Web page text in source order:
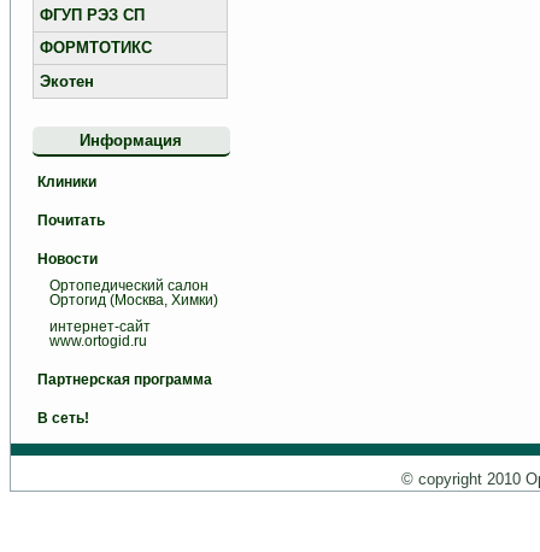
ФГУП РЭЗ СП
ФОРМТОТИКС
Экотен
Информация
Клиники
Почитать
Новости
Ортопедический салон
Ортогид (Москва, Химки)
интернет-сайт
www.ortogid.ru
Партнерская программа
В сеть!
© copyright 2010